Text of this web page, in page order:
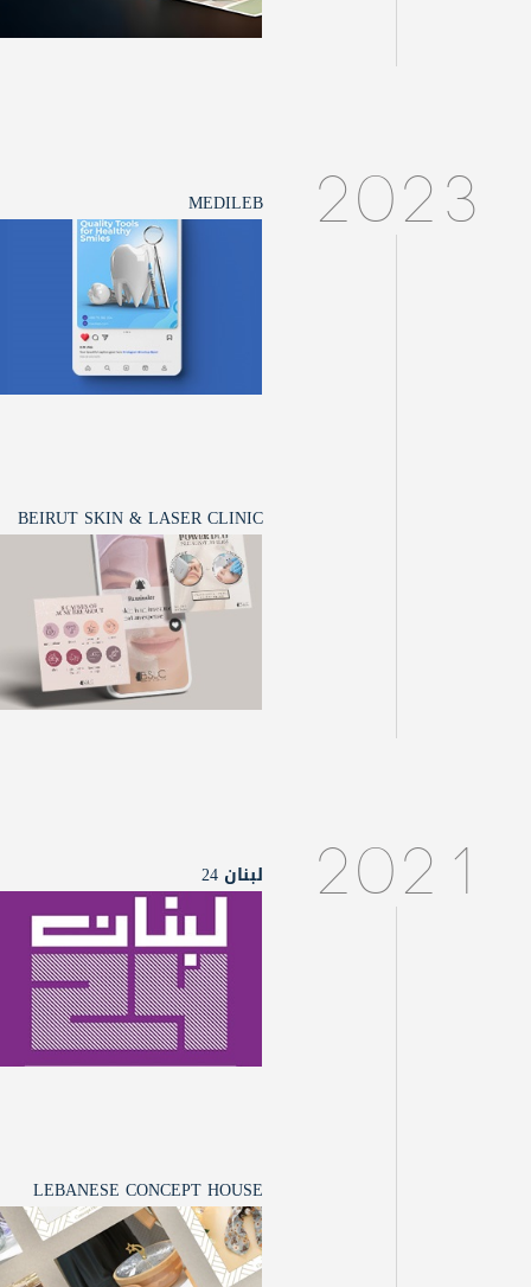
2023
MEDILEB
BEIRUT SKIN & LASER CLINIC
2021 لبنان 24
LEBANESE CONCEPT HOUSE